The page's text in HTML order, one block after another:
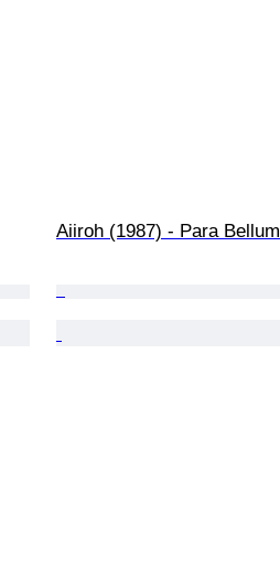
Aiiroh (1987) - Para Bellum